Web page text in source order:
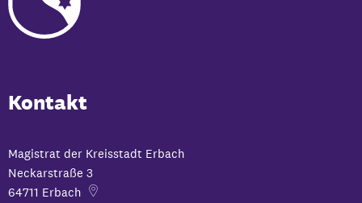
Kontakt
Magistrat der Kreisstadt Erbach
Neckarstraße 3
64711 Erbach